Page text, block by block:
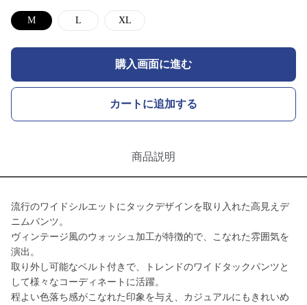
M L XL
購入画面に進む
カートに追加する
商品説明
流行のワイドシルエットにタックデザインを取り入れた高見えデ
ニムパンツ。
ヴィンテージ風のウォッシュ加工が特徴的で、こなれた雰囲気を
演出。
取り外し可能なベルト付きで、トレンドのワイドタックパンツと
して様々なコーディネートに活躍。
程よい色落ち感がこなれた印象を与え、カジュアルにもきれいめ